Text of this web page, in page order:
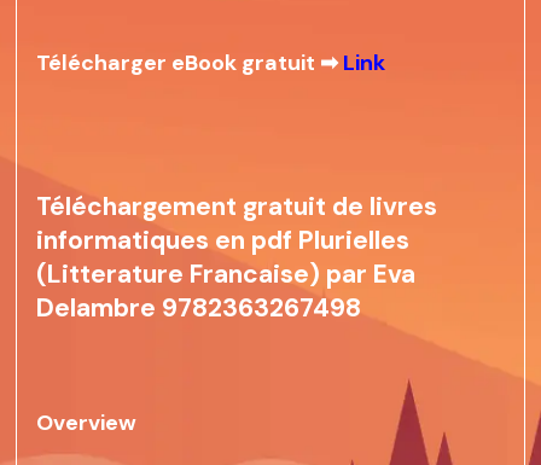
Télécharger eBook gratuit ➡Link
Téléchargement gratuit de livres
informatiques en pdf Plurielles
(Litterature Francaise) par Eva
Delambre 9782363267498
Overview